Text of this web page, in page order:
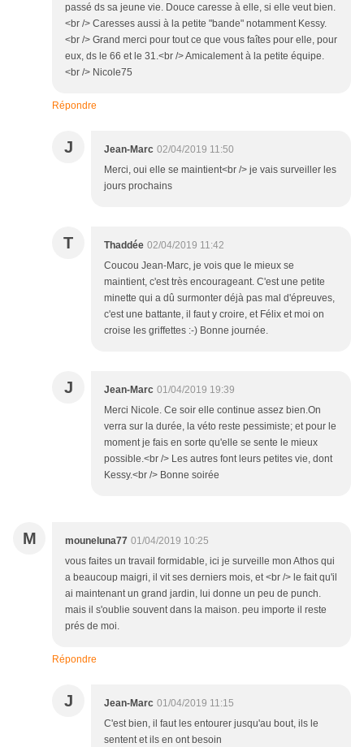
passé ds sa jeune vie. Douce caresse à elle, si elle veut bien.
<br /> Caresses aussi à la petite "bande" notamment Kessy.
<br /> Grand merci pour tout ce que vous faîtes pour elle, pour
eux, ds le 66 et le 31.<br /> Amicalement à la petite équipe.
<br /> Nicole75
Répondre
J Jean-Marc 02/04/2019 11:50
Merci, oui elle se maintient<br /> je vais surveiller les
jours prochains
T Thaddée 02/04/2019 11:42
Coucou Jean-Marc, je vois que le mieux se
maintient, c'est très encourageant. C'est une petite
minette qui a dû surmonter déjà pas mal d'épreuves,
c'est une battante, il faut y croire, et Félix et moi on
croise les griffettes :-) Bonne journée.
J Jean-Marc 01/04/2019 19:39
Merci Nicole. Ce soir elle continue assez bien.On
verra sur la durée, la véto reste pessimiste; et pour le
moment je fais en sorte qu'elle se sente le mieux
possible.<br /> Les autres font leurs petites vie, dont
Kessy.<br /> Bonne soirée
M mouneluna77 01/04/2019 10:25
vous faites un travail formidable, ici je surveille mon Athos qui
a beaucoup maigri, il vit ses derniers mois, et <br /> le fait qu'il
ai maintenant un grand jardin, lui donne un peu de punch.
mais il s'oublie souvent dans la maison. peu importe il reste
prés de moi.
Répondre
J Jean-Marc 01/04/2019 11:15
C'est bien, il faut les entourer jusqu'au bout, ils le
sentent et ils en ont besoin